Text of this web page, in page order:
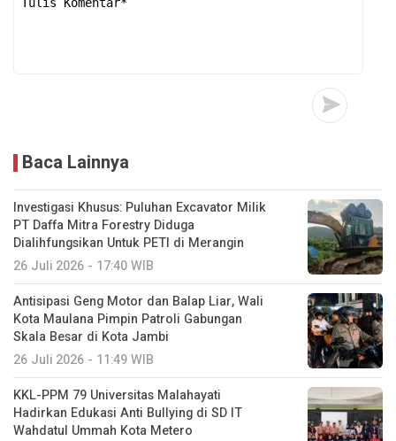
Baca Lainnya
Investigasi Khusus: Puluhan Excavator Milik
PT Daffa Mitra Forestry Diduga
Dialihfungsikan Untuk PETI di Merangin
26 Juli 2026 - 17:40 WIB
Antisipasi Geng Motor dan Balap Liar, Wali
Kota Maulana Pimpin Patroli Gabungan
Skala Besar di Kota Jambi
26 Juli 2026 - 11:49 WIB
KKL-PPM 79 Universitas Malahayati
Hadirkan Edukasi Anti Bullying di SD IT
Wahdatul Ummah Kota Metero